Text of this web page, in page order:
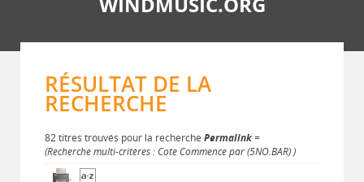
RÉSULTAT DE LA
RECHERCHE
82 titres trouvés pour la recherche Permalink=
(Recherche multi-critères : Cote Commence par (5NO.BAR) )